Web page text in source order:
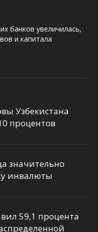
банков увеличилась,
и капитала
Узбекистана
процентов
значительно
инвалюты
59,1 процента